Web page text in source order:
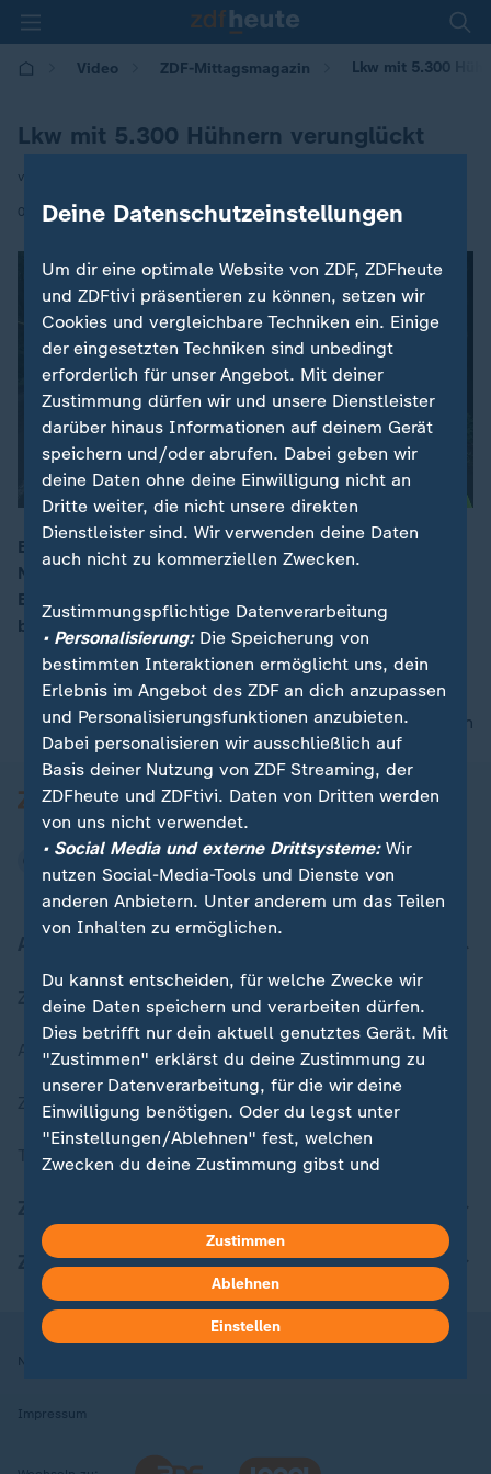
Video ZDF-Mittagsmagazin Lkw mit 5.300
Lkw mit 5.300 Hühnern verunglückt
von Alexander Eschment
05.06.2026 | 12:00
Ein Tiertransporter ist am frühen Morgen nahe
Niedersachsen von der Straße abgekommen. Die
Einsatzkräfte müssen 5.300 Hühner aus dem Lkw
bergen, viele der Tiere sind noch am Leben.
nach oben
Zuletzt veröffentlicht
Aktuelle Sendungs-Videos
ZDFheute Stories
Themen im Überblick
ZDFheute Apps
Nutzungsbedingungen
Impressum
Deine Datenschutzeinstellungen
Um dir eine optimale Website von ZDF, ZDFheute
und ZDFtivi präsentieren zu können, setzen wir
Cookies und vergleichbare Techniken ein. Einige
der eingesetzten Techniken sind unbedingt
erforderlich für unser Angebot. Mit deiner
Zustimmung dürfen wir und unsere Dienstleister
darüber hinaus Informationen auf deinem Gerät
speichern und/oder abrufen. Dabei geben wir
deine Daten ohne deine Einwilligung nicht an
Dritte weiter, die nicht unsere direkten
Dienstleister sind. Wir verwenden deine Daten
auch nicht zu kommerziellen Zwecken.
Zustimmungspflichtige Datenverarbeitung
• Personalisierung:Die Speicherung von
bestimmten Interaktionen ermöglicht uns, dein
Erlebnis im Angebot des ZDF an dich anzupassen
und Personalisierungsfunktionen anzubieten.
Dabei personalisieren wir ausschließlich auf
Basis deiner Nutzung von ZDF Streaming, der
ZDFheute und ZDFtivi. Daten von Dritten werden
von uns nicht verwendet.
• Social Media und externe Drittsysteme:Wir
nutzen Social-Media-Tools und Dienste von
anderen Anbietern. Unter anderem um das Teilen
von Inhalten zu ermöglichen.
Du kannst entscheiden, für welche Zwecke wir
deine Daten speichern und verarbeiten dürfen.
Dies betrifft nur dein aktuell genutztes Gerät. Mit
"Zustimmen" erklärst du deine Zustimmung zu
unserer Datenverarbeitung, für die wir deine
Einwilligung benötigen. Oder du legst unter
"Einstellungen/Ablehnen" fest, welchen
Zwecken du deine Zustimmung gibst und
in deinen Einstellungen widerrufen oder ändern.
Hier findest du das Impressum.
Weitere Informationen findest du in unserer
Datenschutzerklärung.
Zustimmen
Ablehnen
Einstellen